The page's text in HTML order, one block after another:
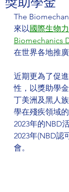
The
來以國際生物
Biomechanics
在世界各地推廣
近期更為了促
性，以獎助學
丁美洲及黑人
學在殘疾領域
2023年的NBD
2023年(NBD認
會。